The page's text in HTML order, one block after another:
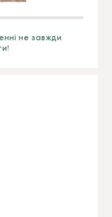
не завжди